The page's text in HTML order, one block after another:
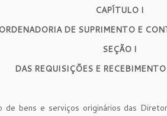
CAPÍTULO I
DE SUPRIMENTO E
SEÇÃO I
DAS REQUISIÇÕES E
de bens e serviços originários das